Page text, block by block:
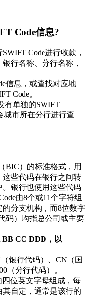
Code信息?
Code进行收款，
行名称、分行名称，
信息，或查找对应地
Code。
有单独的SWIFT
城市所在分行进行查
BIC）的标准格式，用
些代码在银行之间转
银行也使用这些代码
由8个或11个字符组
的分支机构，而8位数字
码）均指总公司或主要
CC DDD，以
银行代码）、CN（国
（分行代码）。
四位英文字母组成，每
自定，通常是该行的